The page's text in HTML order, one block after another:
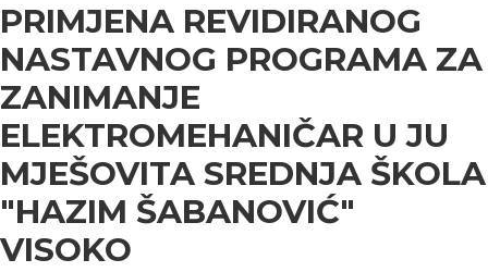
PRIMJENA REVIDIRANOG
NASTAVNOG PROGRAMA ZA
ZANIMANJE
ELEKTROMEHANIČAR U JU
MJEŠOVITA SREDNJA ŠKOLA
"HAZIM ŠABANOVIĆ"
VISOKO